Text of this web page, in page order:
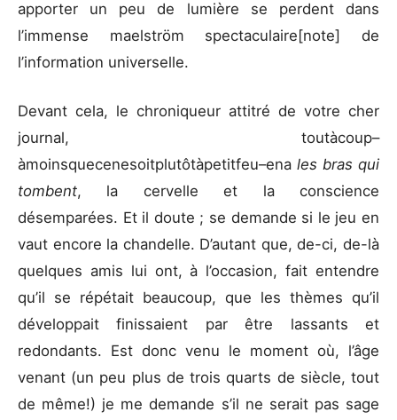
apporter un peu de lumière se perdent dans
l’immense maelström spectaculaire[note] de
l’information universelle.
Devant cela, le chroniqueur attitré de votre cher
journal, toutàcoup–
àmoinsquecenesoitplutôtàpetitfeu–ena les bras qui
tombent, la cervelle et la conscience
désemparées. Et il doute ; se demande si le jeu en
vaut encore la chandelle. D’autant que, de-ci, de-là
quelques amis lui ont, à l’occasion, fait entendre
qu’il se répétait beaucoup, que les thèmes qu’il
développait finissaient par être lassants et
redondants. Est donc venu le moment où, l’âge
venant (un peu plus de trois quarts de siècle, tout
de même!) je me demande s’il ne serait pas sage